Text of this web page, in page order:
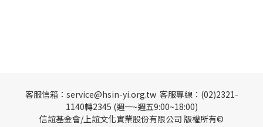
客服信箱：service@hsin-yi.org.tw 客服專線：(02)2321-
1140轉2345 (週一~週五9:00~18:00)
信誼基金會/上誼文化實業股份有限公司 版權所有©